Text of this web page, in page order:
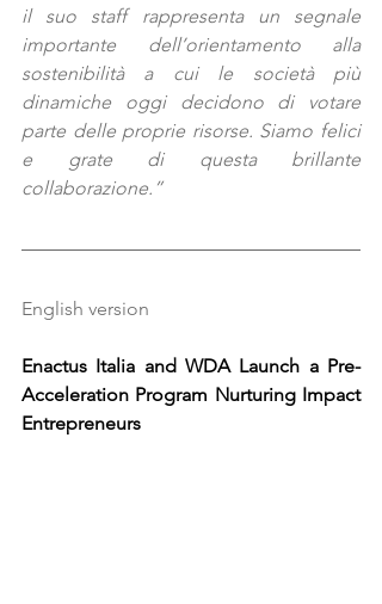
il suo staff rappresenta un segnale
importante dell’orientamento alla
sostenibilità a cui le società più
dinamiche oggi decidono di votare
parte delle proprie risorse. Siamo felici
e grate di questa brillante
collaborazione.”
English version
Enactus Italia and WDA Launch a Pre-
Acceleration Program Nurturing Impact
Entrepreneurs